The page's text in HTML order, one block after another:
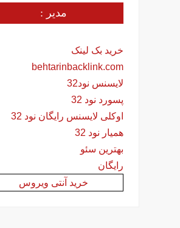
مدیر :
خرید بک لینک
behtarinbacklink.com
لایسنس نود32
پسورد نود 32
اوکلی لایسنس رایگان نود 32
همیار نود 32
بهترین سئو
رایگان
خرید آنتی ویروس